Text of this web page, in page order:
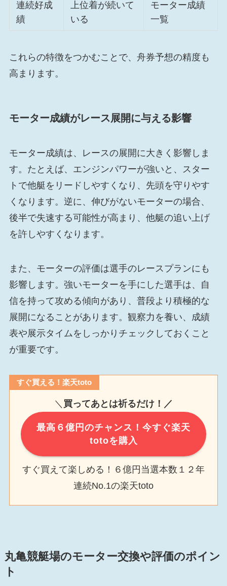
連続好成
績
上位着が続いて
いる
モーター成績
一覧
これらの特徴をつかむことで、舟券予想の精度も
高まります。
モーター成績がレース展開に与える影響
モーター成績は、レースの展開に大きく影響しま
す。たとえば、エンジンパワーが強いと、スター
トで他艇をリードしやすくなり、先頭を守りやす
くなります。逆に、伸びがないモーターの場合、
後半で失速する可能性が高まり、他艇の追い上げ
を許しやすくなります。
また、モーターの評価は選手のレースプランにも
影響します。強いモーターを手にした選手は、自
信を持って攻める傾向があり、普段より積極的な
展開になることがあります。観察力を養い、成績
表や展示タイムをしっかりチェックしておくこと
が重要です。
すぐ買える！楽天toto
＼ 買ってあとは祈るだけ！／
最高６億円のチャンス！今すぐ楽天
totoを購入
すぐ買えて楽しめる！６億円当選本数１２年
連続No.1の楽天toto
丸亀競艇場のモーター交換や評価のポイン
ト